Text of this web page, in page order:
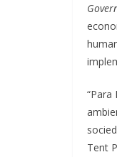
“Para
Tent